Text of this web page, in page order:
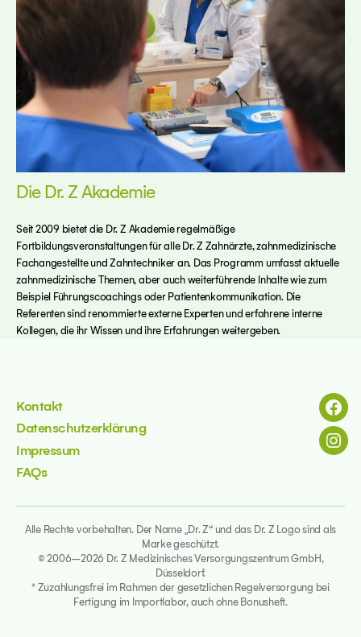
Die Dr. Z Akademie
Seit 2009 bietet die Dr. Z Akademie regelmäßige
Fortbildungsveranstaltungen für alle Dr. Z Zahnärzte, zahnmedizinische
Fachangestellte und Zahntechniker an. Das Programm umfasst aktuelle
zahnmedizinische Themen, aber auch weiterführende Inhalte wie zum
Beispiel Führungscoachings oder Patientenkommunikation. Die
Referenten sind renommierte externe Experten und erfahrene interne
Kollegen, die ihr Wissen und ihre Erfahrungen weitergeben.
Kontakt
Datenschutzerklärung
Impressum
FAQs
Alle Rechte vorbehalten. Der Name „Dr. Z“ und das Dr. Z Logo sind als
Marke geschützt.
© 2006–2026 Dr. Z Medizinisches Versorgungszentrum GmbH,
Düsseldorf.
* Zuzahlungsfrei im Rahmen der gesetzlichen Regelversorgung bei
Fertigung im Importlabor, auch ohne Bonusheft.